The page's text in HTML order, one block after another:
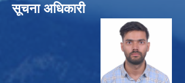
सूचना अधिकारी